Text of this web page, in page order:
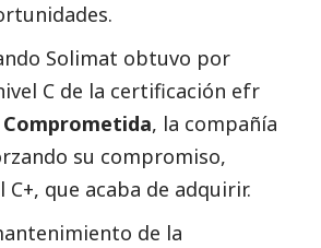
Solimat obtuvo por
C de la certificación efr
, la compañía
su compromiso,
C+, que acaba de adquirir.
de la